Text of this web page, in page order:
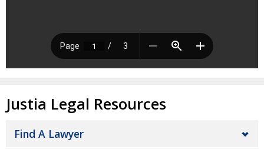
Justia Legal Resources
Find A Lawyer